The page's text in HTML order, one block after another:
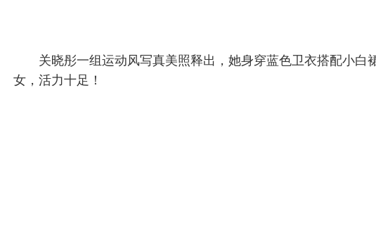
关晓彤一组运动风写真美照释出，她身穿蓝色卫衣搭配小白
女，活力十足！